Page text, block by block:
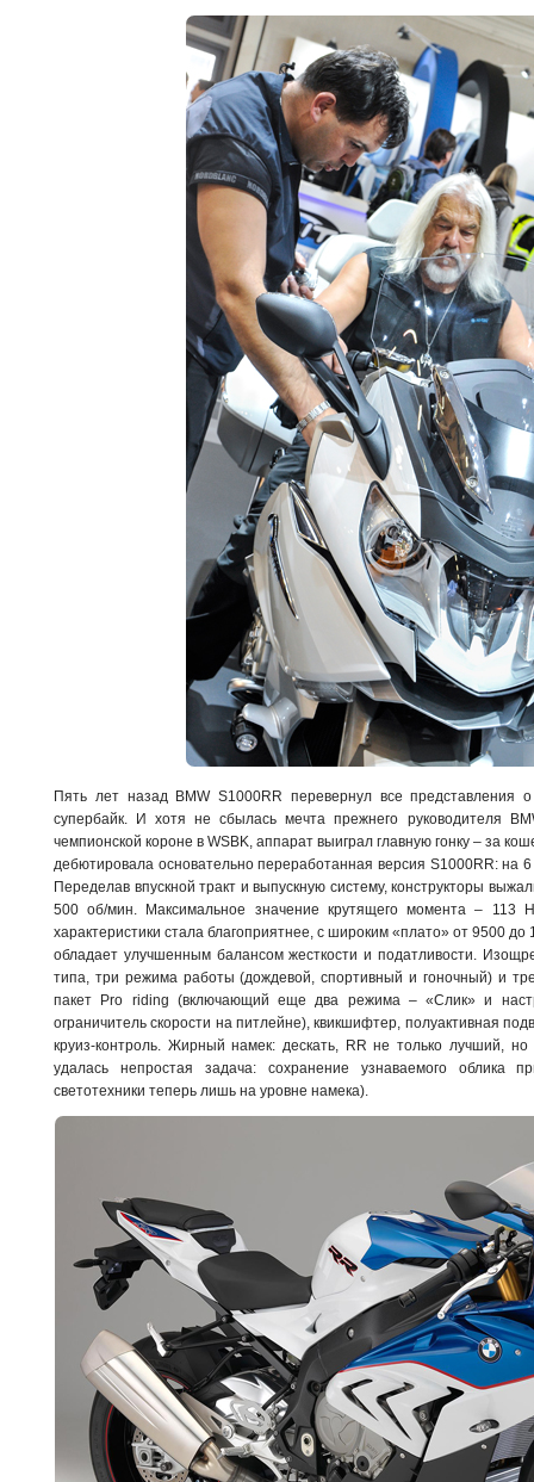
Пять лет назад BMW S1000RR перевернул все представления
супербайк. И хотя не сбылась мечта прежнего руководителя
чемпионской короне в WSBK, аппарат выиграл главную гонку – за
дебютировала основательно переработанная версия S1000RR: на
Переделав впускной тракт и выпускную систему, конструкторы
500 об/мин. Максимальное значение крутящего момента – 113
характеристики стала благоприятнее, с широким «плато» от 9500
обладает улучшенным балансом жесткости и податливости.
типа, три режима работы (дождевой, спортивный и гоночный) и
пакет Pro riding (включающий еще два режима – «Слик» и
ограничитель скорости на питлейне), квикшифтер, полуактивная
круиз-контроль. Жирный намек: дескать, RR не только лучший,
удалась непростая задача: сохранение узнаваемого облика
светотехники теперь лишь на уровне намека).